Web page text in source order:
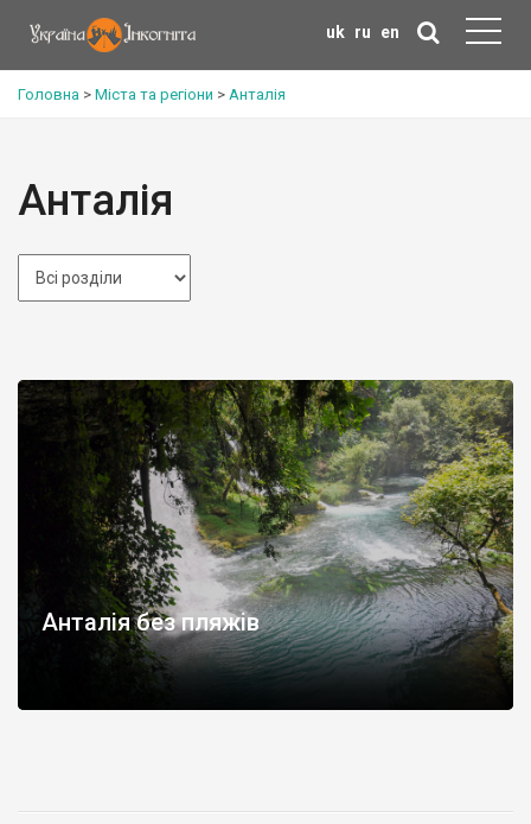
uk ru en
Головна > Міста та регіони > Анталія
Анталія
Анталія без пляжів